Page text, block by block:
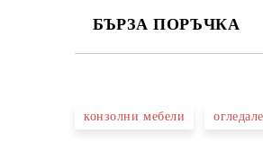
БЪРЗА ПОРЪЧКА
конзолни мебели